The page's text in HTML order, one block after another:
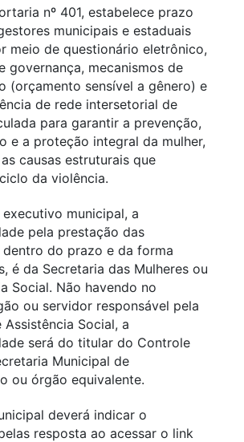
nº 401, estabelece prazo
municipais e estaduais
meio de questionário eletrônico,
governança, mecanismos de
(orçamento sensível a gênero) e
de rede intersetorial de
para garantir a prevenção,
e a proteção integral da mulher,
causas estruturais que
da violência.
municipal, a
pela prestação das
dentro do prazo e da forma
é da Secretaria das Mulheres ou
Social. Não havendo no
ou servidor responsável pela
Assistência Social, a
será do titular do Controle
Municipal de
ou órgão equivalente.
deverá indicar o
resposta ao acessar o link